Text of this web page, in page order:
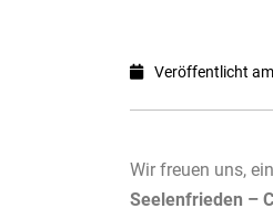
Veröffentlicht
Wir freuen uns,
Seelenfrieden –